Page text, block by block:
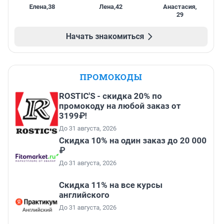
Елена,38 Лена,42 Анастасия,
29
Начать знакомиться
ПРОМОКОДЫ
ROSTIC'S - скидка 20% по
промокоду на любой заказ от
3199₽!
До 31 августа, 2026
Скидка 10% на один заказ до 20 000
₽
До 31 августа, 2026
Скидка 11% на все курсы
английского
До 31 августа, 2026